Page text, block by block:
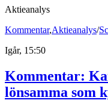
Aktieanalys
Kommentar,Aktieanalys/
Igår, 15:50
Kommentar:
lönsamma som